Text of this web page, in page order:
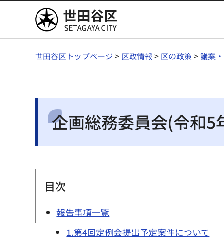
世田谷区
世田谷区トップページ > 区政情報 > 区の政策>議案
企画総務委員会(令和5
目次
報告事項一覧
1.第4回定例会提出予定案件について